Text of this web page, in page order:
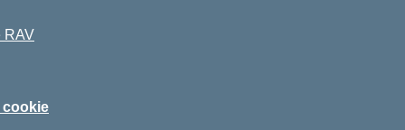
RAV
cookie